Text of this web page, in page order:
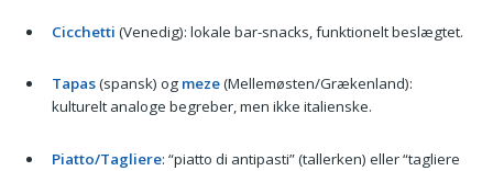
Cicchetti (Venedig): lokale bar-snacks, funktionelt beslægtet.
Tapas(spansk) og meze(Mellemøsten/Grækenland):
kulturelt analoge begreber, men ikke italienske.
Piatto/Tagliere: “piatto di antipasti” (tallerken) eller “tagliere